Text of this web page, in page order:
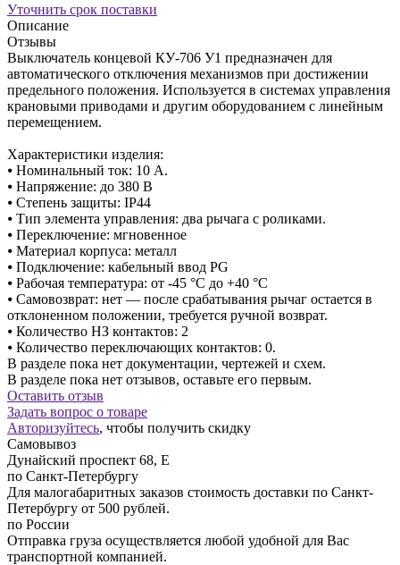
Уточнить срок поставки
Описание
Отзывы
Выключатель концевой КУ-706 У1 предназначен для
автоматического отключения механизмов при достижении
предельного положения. Используется в системах управления
крановыми приводами и другим оборудованием с линейным
перемещением.
Характеристики изделия:
⦁ Номинальный ток: 10 А.
⦁ Напряжение: до 380 В
⦁ Степень защиты: IP44
⦁ Тип элемента управления: два рычага с роликами.
⦁ Переключение: мгновенное
⦁ Материал корпуса: металл
⦁ Подключение: кабельный ввод PG
⦁ Рабочая температура: от -45 °C до +40 °C
⦁ Самовозврат: нет — после срабатывания рычаг остается в
отклоненном положении, требуется ручной возврат.
⦁ Количество НЗ контактов: 2
⦁ Количество переключающих контактов: 0.
В разделе пока нет документации, чертежей и схем.
В разделе пока нет отзывов, оставьте его первым.
Оставить отзыв
Задать вопрос о товаре
Авторизуйтесь, чтобы получить скидку
Самовывоз
Дунайский проспект 68, Е
по Санкт-Петербургу
Для малогабаритных заказов стоимость доставки по Санкт-
Петербургу от 500 рублей.
по России
Отправка груза осуществляется любой удобной для Вас
транспортной компанией.